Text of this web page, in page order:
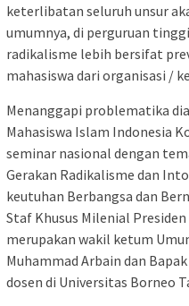
keterlibatan seluruh unsur
umumnya, di perguruan
radikalisme lebih bersifat
mahasiswa dari organisasi /
Menanggapi problematika
Mahasiswa Islam Indonesia
seminar nasional dengan
Gerakan Radikalisme dan
keutuhan Berbangsa dan
Staf Khusus Milenial
merupakan wakil ketum
Muhammad Arbain dan
dosen di Universitas Borneo